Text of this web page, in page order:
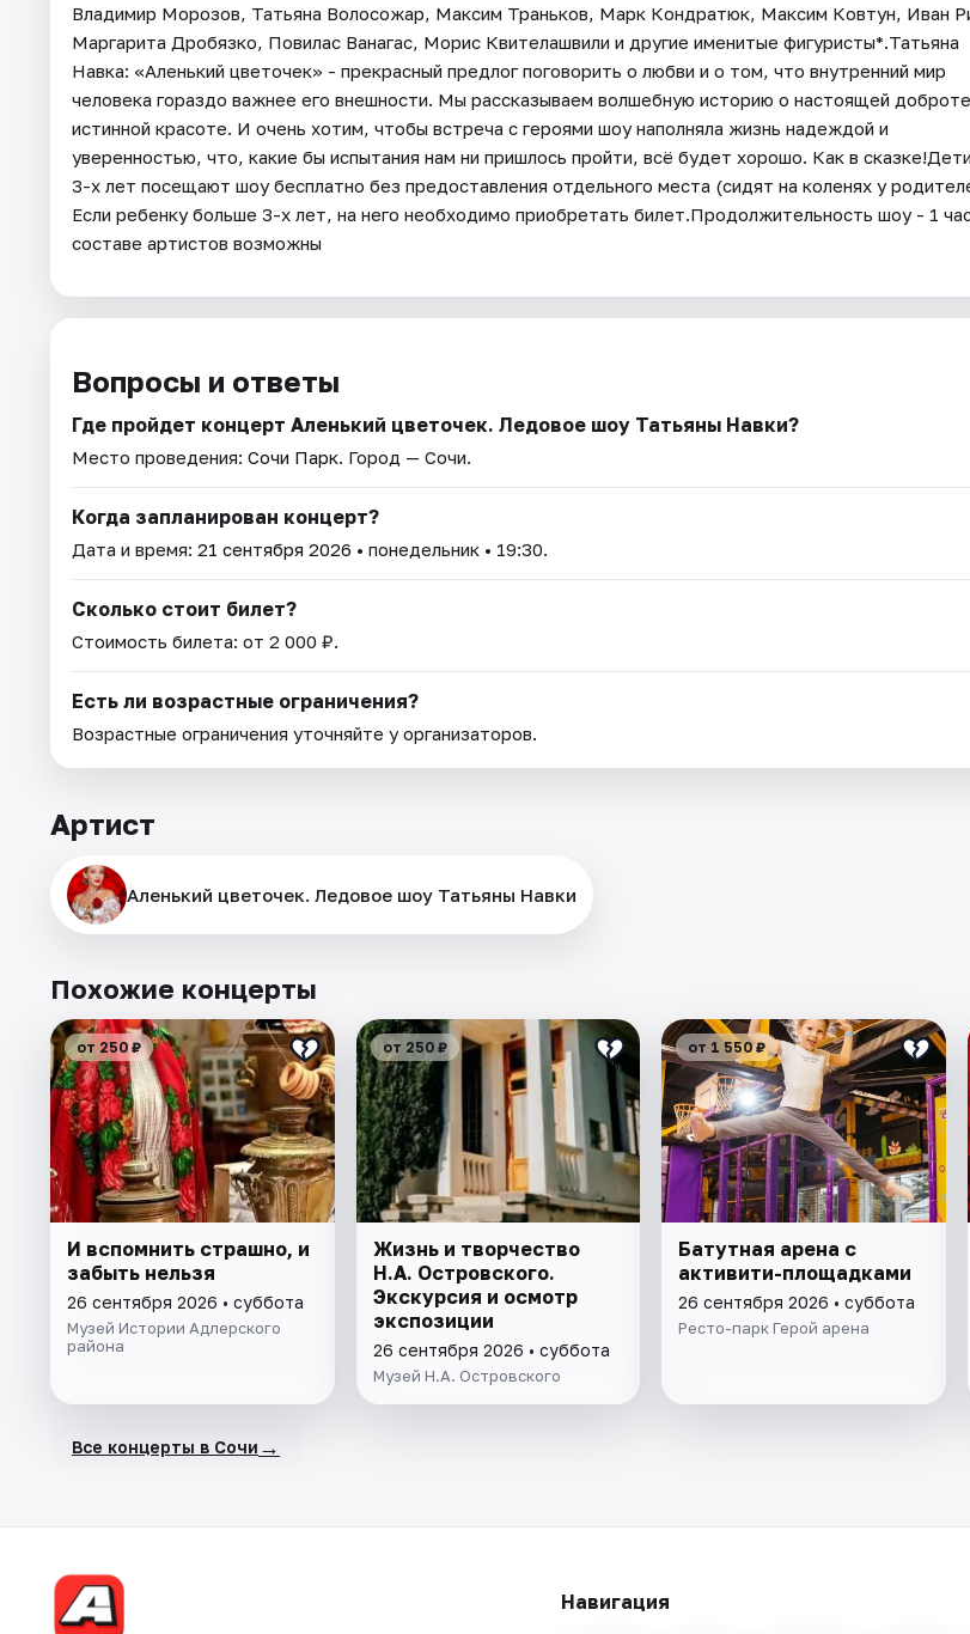
Владимир Морозов, Татьяна Волосожар, Максим Траньков, Марк Кондратюк, Максим Ковтун, Иван
Маргарита Дробязко, Повилас Ванагас, Морис Квителашвили и другие именитые фигуристы*.Татьяна
Навка: «Аленький цветочек» - прекрасный предлог поговорить о любви и о том, что внутренний мир
человека гораздо важнее его внешности. Мы рассказываем волшебную историю о настоящей
истинной красоте. И очень хотим, чтобы встреча с героями шоу наполняла жизнь надеждой и
уверенностью, что, какие бы испытания нам ни пришлось пройти, всё будет хорошо. Как в
3-х лет посещают шоу бесплатно без предоставления отдельного места (сидят на коленях у
Если ребенку больше 3-х лет, на него необходимо приобретать билет.Продолжительность шоу - 1
составе артистов возможны
Вопросы и ответы
Где пройдет концерт Аленький цветочек. Ледовое шоу Татьяны Навки?
Место проведения: Сочи Парк. Город — Сочи.
Когда запланирован концерт?
Дата и время: 21 сентября 2026 • понедельник • 19:30.
Сколько стоит билет?
Стоимость билета: от 2 000 ₽.
Есть ли возрастные ограничения?
Возрастные ограничения уточняйте у организаторов.
Артист
Аленький цветочек. Ледовое шоу Татьяны Навки
Похожие концерты
от 250 ₽
И вспомнить страшно, и
забыть нельзя
26 сентября 2026 • суббота
Музей Истории Адлерского
района
от 250 ₽
Жизнь и творчество
Н.А. Островского.
Экскурсия и осмотр
экспозиции
26 сентября 2026 • суббота
Музей Н.А. Островского
от 1 550 ₽
Батутная арена с
активити-площадками
26 сентября 2026 • суббота
Ресто-парк Герой арена
Все концерты в Сочи →
Навигация